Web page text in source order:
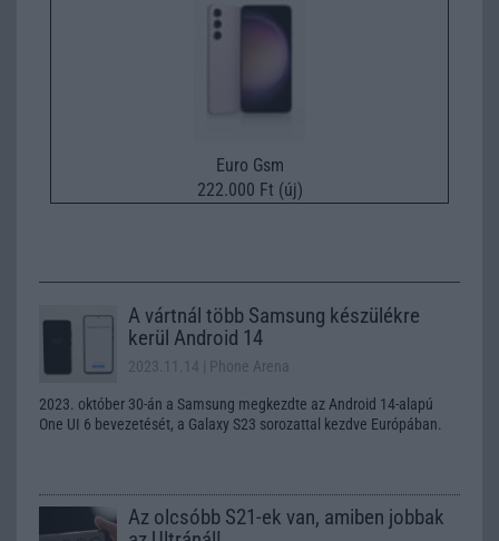
Euro Gsm
222.000 Ft (új)
A vártnál több Samsung készülékre
kerül Android 14
2023.11.14 | Phone Arena
2023. október 30-án a Samsung megkezdte az Android 14-alapú
One UI 6 bevezetését, a Galaxy S23 sorozattal kezdve Európában.
Az olcsóbb S21-ek van, amiben jobbak